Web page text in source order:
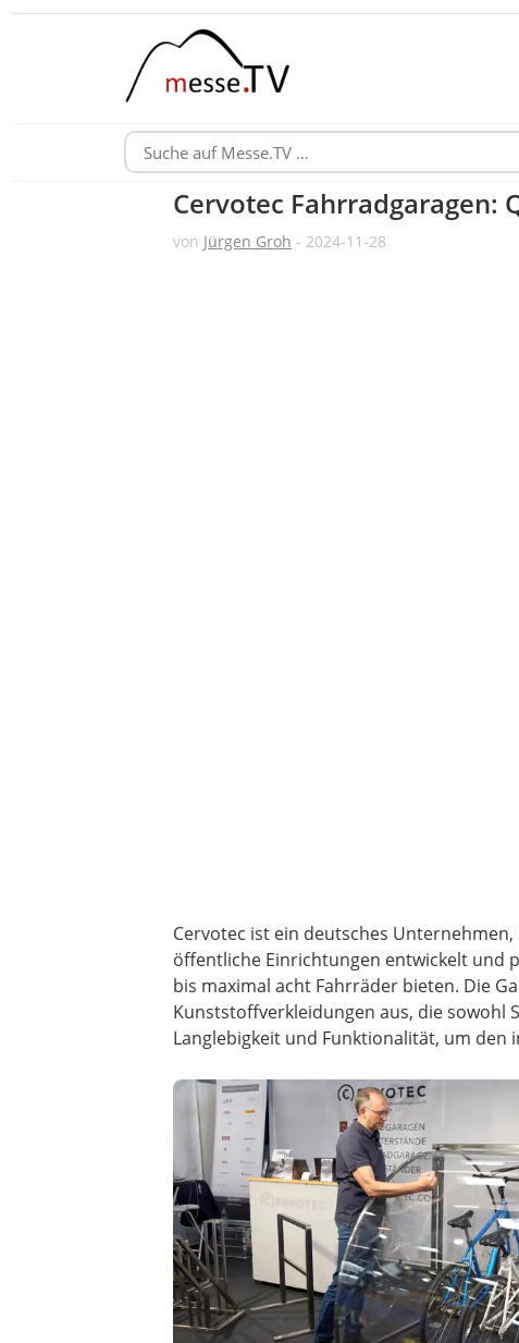
Cervotec Fahrradgaragen:
von Jürgen Groh - 2024-11-28
Cervotec ist ein deutsches
öffentliche Einrichtungen entwickelt und
bis maximal acht Fahrräder bieten. Die
Kunststoffverkleidungen aus, die sowohl
Langlebigkeit und Funktionalität, um den